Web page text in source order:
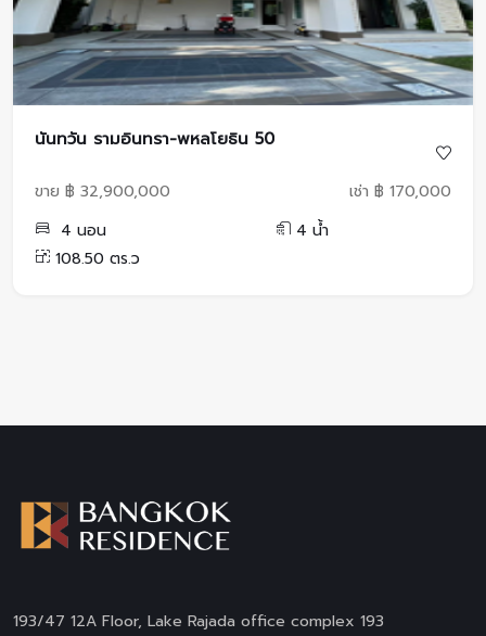
นันทวัน รามอินทรา-พหลโยธิน 50
ขาย ฿ 32,900,000
เช่า ฿ 170,000
4 นอน
4 น้ำ
108.50 ตร.ว
193/47 12A Floor, Lake Rajada office complex 193